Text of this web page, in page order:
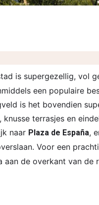
is supergezellig, vol
een populaire
is het bovendien
terrasjes en
naar Plaza de España,
Voor een
aan de overkant van de